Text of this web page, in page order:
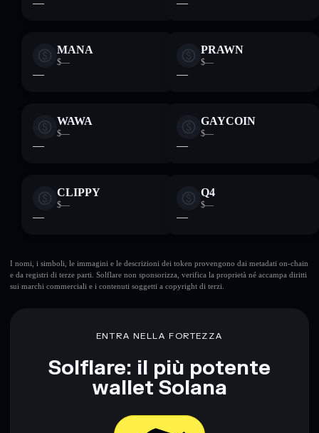
— —
MANA
$—
—
PRAWN
$—
—
WAWA
$—
—
GAYCOIN
$—
—
CLIPPY
$—
—
Q4
$—
—
I nomi, i simboli, le immagini e le descrizioni dei token provengono dai metadati on-chain
e da registri di terze parti. Solflare non sponsorizza, verifica la proprietà né accampa diritti
sui marchi commerciali e i contenuti soggetti a copyright di terzi.
ENTRA NELLA FORTEZZA
Solflare: il più potente
wallet Solana